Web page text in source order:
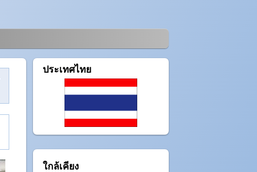
ประเทศไทย
ใกล้เคียง